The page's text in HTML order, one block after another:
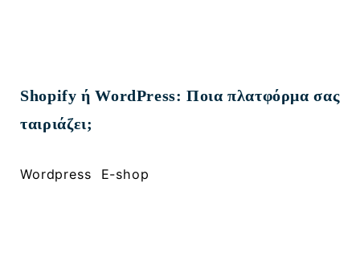
Shopify ή WordPress: Ποια πλατφόρμα σας
ταιριάζει;
Wordpress E-shop